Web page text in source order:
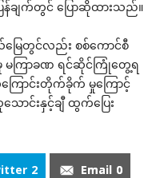
ျက်တွင် ပြောဆိုထားသည်။
ြေတွင်လည်း စစ်ကောင်စီ
မကြာခဏ ရင်ဆိုင်ကြုံတွေ့ရ
ောင်းတိုက်ခိုက် မှုကြောင့်
ာင်းနှင့်ချီ ထွက်ပြေး
2 Email 0